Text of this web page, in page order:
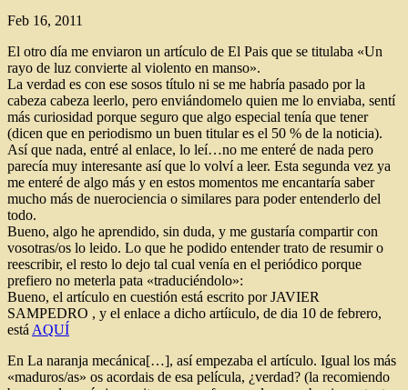
Feb 16, 2011
El otro día me enviaron un artículo de El Pais que se titulaba «Un
rayo de luz convierte al violento en manso».
La verdad es con ese sosos título ni se me habría pasado por la
cabeza cabeza leerlo, pero enviándomelo quien me lo enviaba, sentí
más curiosidad porque seguro que algo especial tenía que tener
(dicen que en periodismo un buen titular es el 50 % de la noticia).
Así que nada, entré al enlace, lo leí…no me enteré de nada pero
parecía muy interesante así que lo volví a leer. Esta segunda vez ya
me enteré de algo más y en estos momentos me encantaría saber
mucho más de nuerociencia o similares para poder entenderlo del
todo.
Bueno, algo he aprendido, sin duda, y me gustaría compartir con
vosotras/os lo leido. Lo que he podido entender trato de resumir o
reescribir, el resto lo dejo tal cual venía en el periódico porque
prefiero no meterla pata «traduciéndolo»:
Bueno, el artículo en cuestión está escrito por JAVIER
SAMPEDRO , y el enlace a dicho artíiculo, de dia 10 de febrero,
está AQUÍ
En La naranja mecánica[…], así empezaba el artículo. Igual los más
«maduros/as» os acordais de esa película, ¿verdad? (la recomiendo